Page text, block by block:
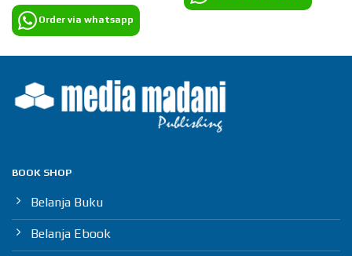
Order via whatsapp
BOOK SHOP
Belanja Buku
Belanja Ebook